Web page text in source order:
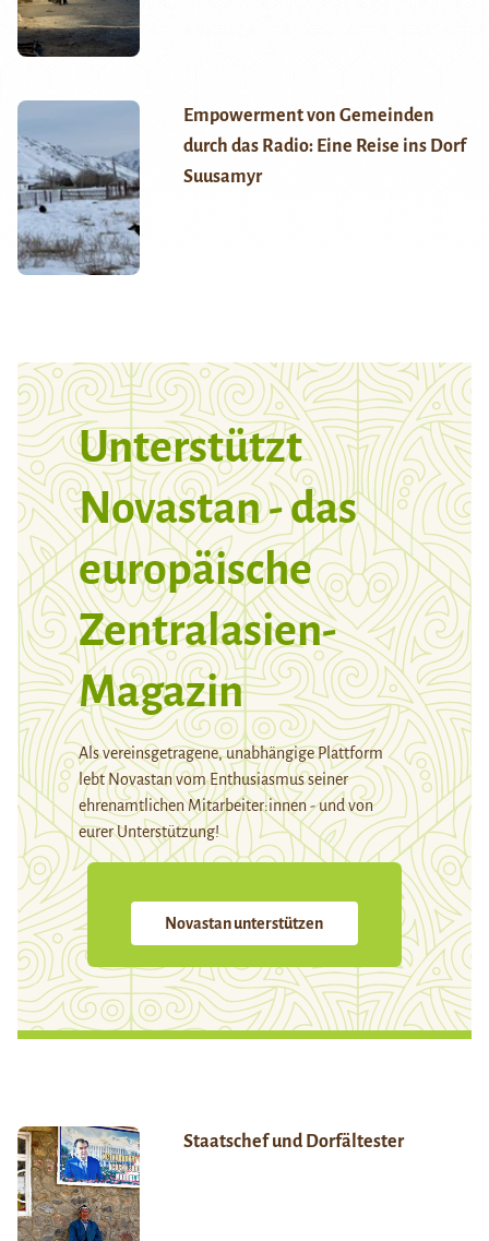
Empowerment von Gemeinden
durch das Radio: Eine Reise ins Dorf
Suusamyr
Unterstützt
Novastan - das
europäische
Zentralasien-
Magazin
Als vereinsgetragene, unabhängige Plattform
lebt Novastan vom Enthusiasmus seiner
ehrenamtlichen Mitarbeiter:innen - und von
eurer Unterstützung!
Novastan unterstützen
Staatschef und Dorfältester